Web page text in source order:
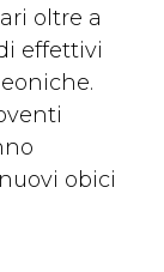
oltre a
effettivi
obici